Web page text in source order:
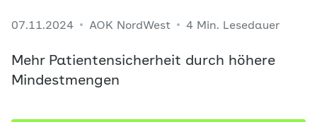
07.11.2024 AOK NordWest 4 Min. Lesedauer
Mehr Patientensicherheit durch höhere
Mindestmengen